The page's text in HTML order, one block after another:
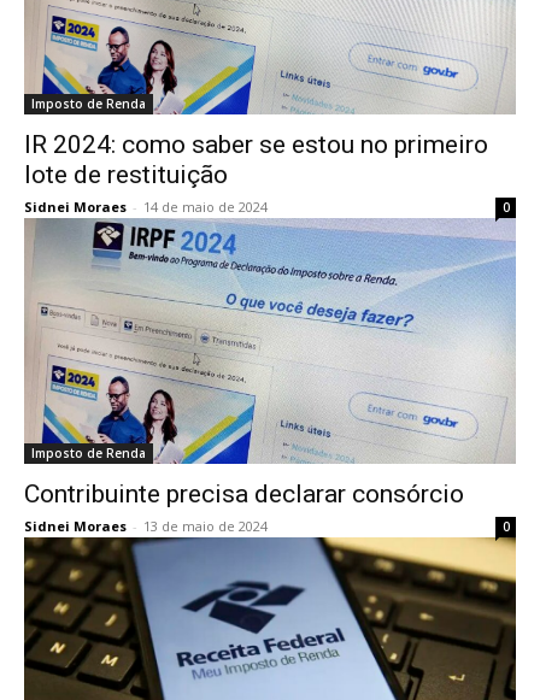
Imposto de Renda
IR 2024: como saber se estou no primeiro
lote de restituição
Sidnei Moraes - 14 de maio de 2024 0
Imposto de Renda
Contribuinte precisa declarar consórcio
Sidnei Moraes - 13 de maio de 2024 0